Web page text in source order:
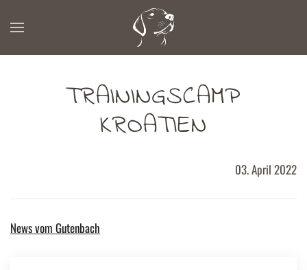
Zum Hauptinhalt springen
TRAININGSCAMP
KROATIEN
03. April 2022
News vom Gutenbach